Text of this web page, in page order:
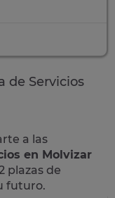
de Servicios
a las
en Molvizar
plazas de
futuro.